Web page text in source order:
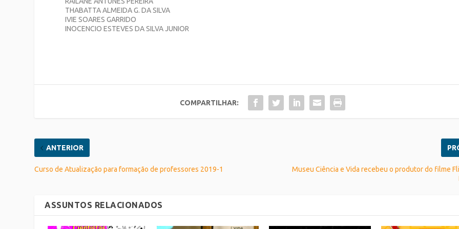
THABATTA ALMEIDA G. DA SILVA
IVIE SOARES GARRIDO
INOCENCIO ESTEVES DA SILVA JUNIOR
COMPARTILHAR:
ANTERIOR
Curso de Atualização para formação de professores 2019-1
Museu Ciência e Vida recebeu o produtor do filme
ASSUNTOS RELACIONADOS